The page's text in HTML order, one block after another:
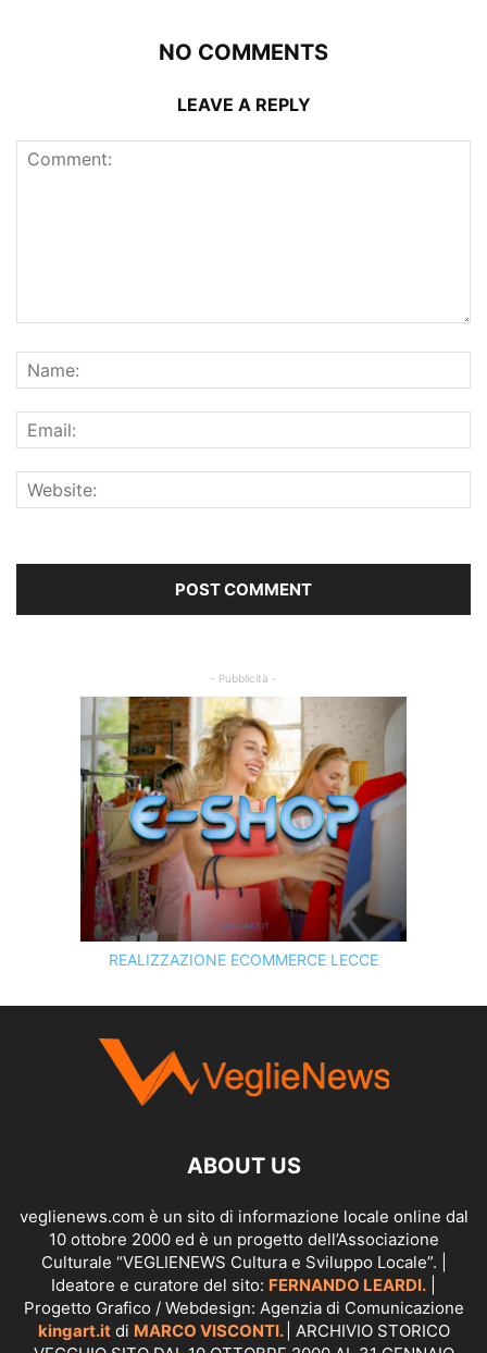
NO COMMENTS
LEAVE A REPLY
- Pubblicità -
REALIZZAZIONE ECOMMERCE LECCE
SCOPRI I SERVIZI DIKINGART.IT
ABOUT US
veglienews.com è un sito di informazione locale online dal
10 ottobre 2000 ed è un progetto dell’Associazione
Culturale “VEGLIENEWS Cultura e Sviluppo Locale”. |
Ideatore e curatore del sito: FERNANDO LEARDI.
Progetto Grafico / Webdesign: Agenzia di Comunicazione
kingart.itdi MARCO VISCONTI. | ARCHIVIO STORICO